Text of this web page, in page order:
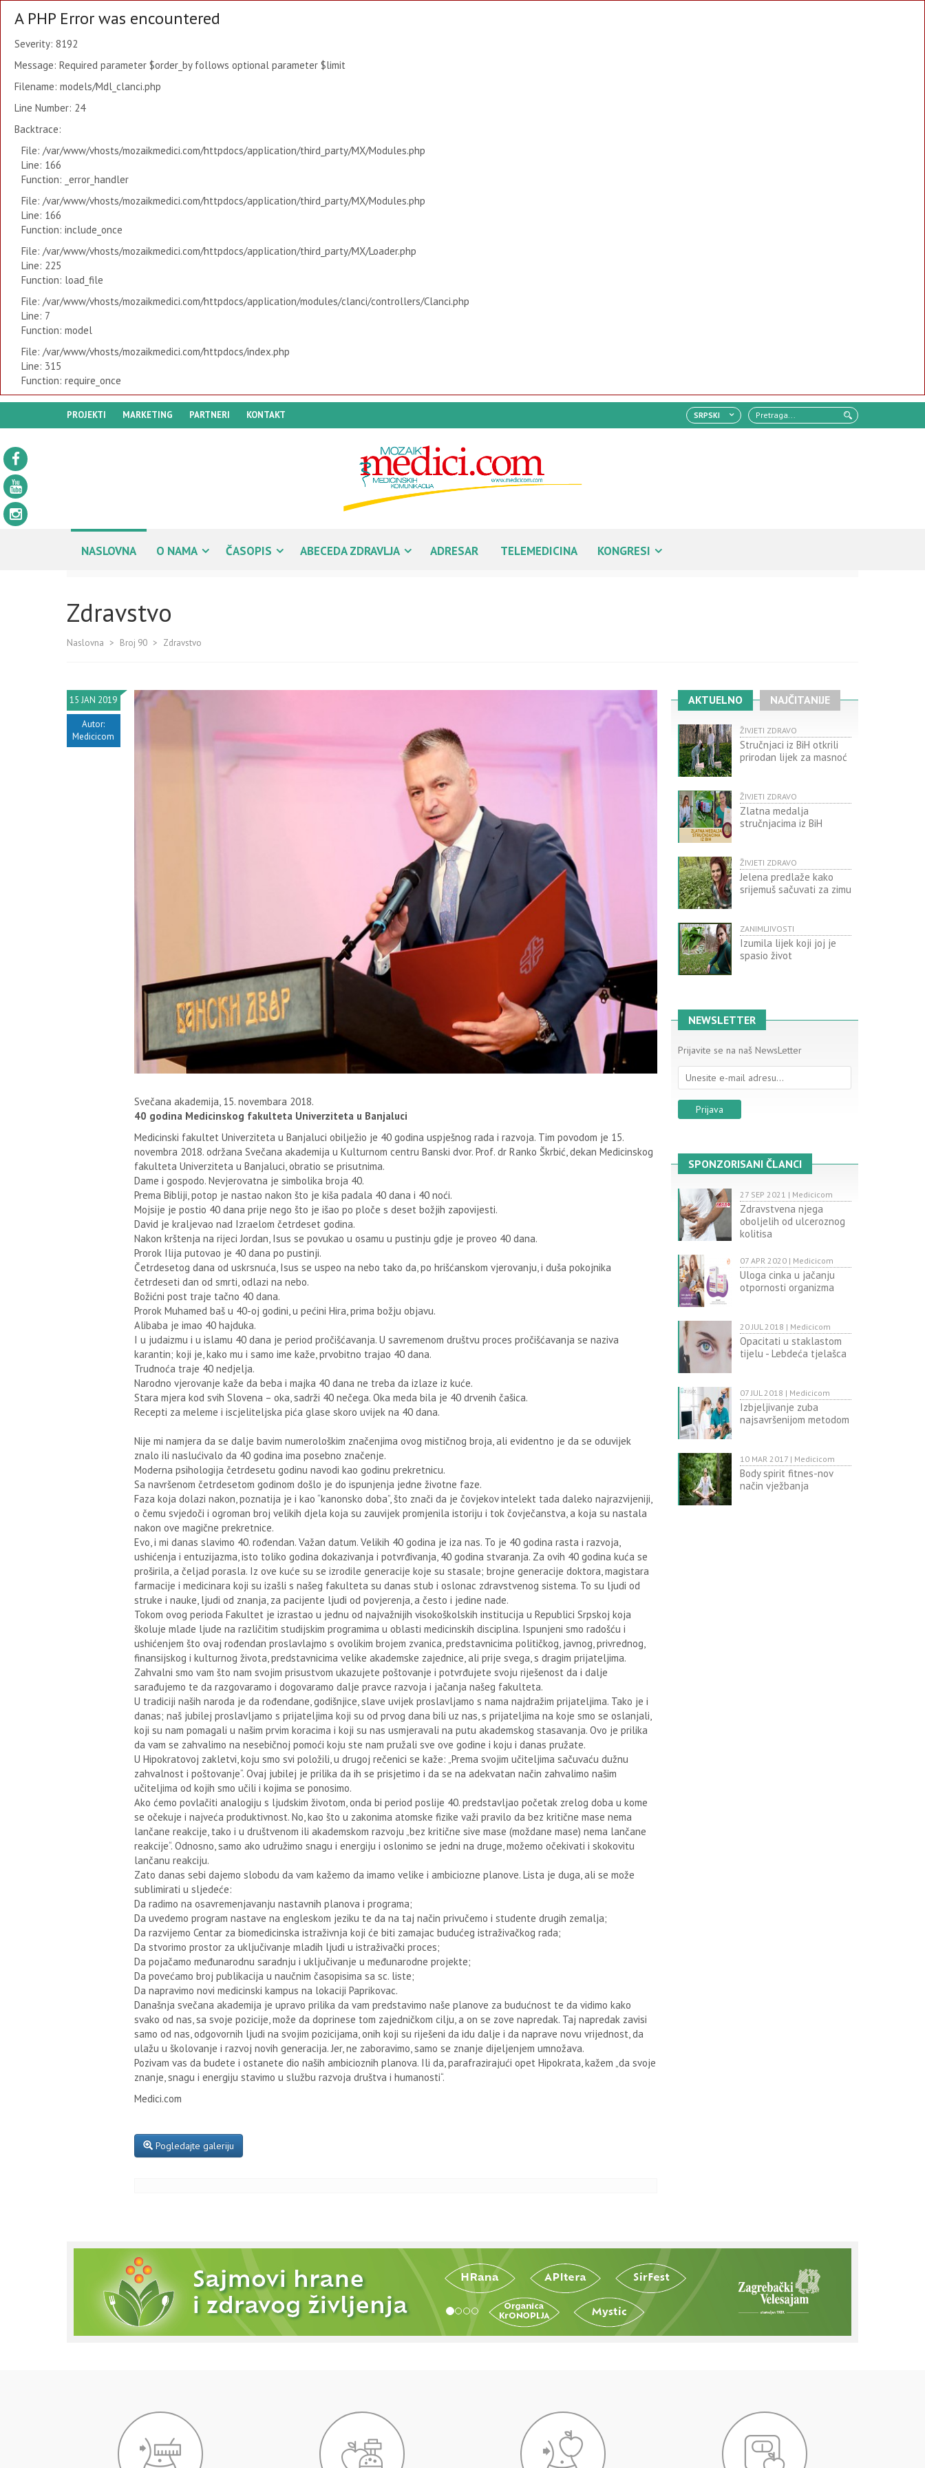
A PHP Error was encountered
Severity: 8192
Message: Required parameter $order_by follows optional parameter $limit
Filename: models/Mdl_clanci.php
Line Number: 24
Backtrace:
File: /var/www/vhosts/mozaikmedici.com/httpdocs/application/third_party/MX/Modules.php
Line: 166
Function: _error_handler
File: /var/www/vhosts/mozaikmedici.com/httpdocs/application/third_party/MX/Modules.php
Line: 166
Function: include_once
File: /var/www/vhosts/mozaikmedici.com/httpdocs/application/third_party/MX/Loader.php
Line: 225
Function: load_file
File: /var/www/vhosts/mozaikmedici.com/httpdocs/application/modules/clanci/controllers/Clanci.php
Line: 7
Function: model
File: /var/www/vhosts/mozaikmedici.com/httpdocs/index.php
Line: 315
Function: require_once
PROJEKTI MARKETING PARTNERI KONTAKT SRPSKI
NASLOVNA O NAMA ČASOPIS ABECEDA ZDRAVLJA ADRESAR TELEMEDICINA KONGRESI
Zdravstvo
Naslovna > Broj 90 > Zdravstvo
15 JAN 2019
Autor:
Medicicom
Svečana akademija, 15. novembara 2018.
40 godina Medicinskog fakulteta Univerziteta u Banjaluci
Medicinski fakultet Univerziteta u Banjaluci obilježio je 40 godina uspješnog rada i razvoja. Tim povodom je 15.
novembra 2018. održana Svečana akademija u Kulturnom centru Banski dvor. Prof. dr Ranko Škrbić, dekan Medicinskog
fakulteta Univerziteta u Banjaluci, obratio se prisutnima.
Dame i gospodo. Nevjerovatna je simbolika broja 40.
Prema Bibliji, potop je nastao nakon što je kiša padala 40 dana i 40 noći.
Mojsije je postio 40 dana prije nego što je išao po ploče s deset božjih zapovijesti.
David je kraljevao nad Izraelom četrdeset godina.
Nakon krštenja na rijeci Jordan, Isus se povukao u osamu u pustinju gdje je proveo 40 dana.
Prorok Ilija putovao je 40 dana po pustinji.
Četrdesetog dana od uskrsnuća, Isus se uspeo na nebo tako da, po hrišćanskom vjerovanju, i duša pokojnika
četrdeseti dan od smrti, odlazi na nebo.
Božićni post traje tačno 40 dana.
Prorok Muhamed baš u 40-oj godini, u pećini Hira, prima božju objavu.
Alibaba je imao 40 hajduka.
I u judaizmu i u islamu 40 dana je period pročišćavanja. U savremenom društvu proces pročišćavanja se naziva
karantin; koji je, kako mu i samo ime kaže, prvobitno trajao 40 dana.
Trudnoća traje 40 nedjelja.
Narodno vjerovanje kaže da beba i majka 40 dana ne treba da izlaze iz kuće.
Stara mjera kod svih Slovena – oka, sadrži 40 nečega. Oka meda bila je 40 drvenih čašica.
Recepti za meleme i iscjeliteljska pića glase skoro uvijek na 40 dana.
Nije mi namjera da se dalje bavim numerološkim značenjima ovog mističnog broja, ali evidentno je da se oduvijek
znalo ili naslućivalo da 40 godina ima posebno značenje.
Moderna psihologija četrdesetu godinu navodi kao godinu prekretnicu.
Sa navršenom četrdesetom godinom došlo je do ispunjenja jedne životne faze.
Faza koja dolazi nakon, poznatija je i kao “kanonsko doba”, što znači da je čovjekov intelekt tada daleko najrazvijeniji,
o čemu svjedoči i ogroman broj velikih djela koja su zauvijek promjenila istoriju i tok čovječanstva, a koja su nastala
nakon ove magične prekretnice.
Evo, i mi danas slavimo 40. rođendan. Važan datum. Velikih 40 godina je iza nas. To je 40 godina rasta i razvoja,
ushićenja i entuzijazma, isto toliko godina dokazivanja i potvrđivanja, 40 godina stvaranja. Za ovih 40 godina kuća se
proširila, a čeljad porasla. Iz ove kuće su se izrodile generacije koje su stasale; brojne generacije doktora, magistara
farmacije i medicinara koji su izašli s našeg fakulteta su danas stub i oslonac zdravstvenog sistema. To su ljudi od
struke i nauke, ljudi od znanja, za pacijente ljudi od povjerenja, a često i jedine nade.
Tokom ovog perioda Fakultet je izrastao u jednu od najvažnijih visokoškolskih institucija u Republici Srpskoj koja
školuje mlade ljude na različitim studijskim programima u oblasti medicinskih disciplina. Ispunjeni smo radošću i
ushićenjem što ovaj rođendan proslavlajmo s ovolikim brojem zvanica, predstavnicima političkog, javnog, privrednog,
finansijskog i kulturnog života, predstavnicima velike akademske zajednice, ali prije svega, s dragim prijateljima.
Zahvalni smo vam što nam svojim prisustvom ukazujete poštovanje i potvrđujete svoju riješenost da i dalje
sarađujemo te da razgovaramo i dogovaramo dalje pravce razvoja i jačanja našeg fakulteta.
U tradiciji naših naroda je da rođendane, godišnjice, slave uvijek proslavljamo s nama najdražim prijateljima. Tako je i
danas; naš jubilej proslavljamo s prijateljima koji su od prvog dana bili uz nas, s prijateljima na koje smo se oslanjali,
koji su nam pomagali u našim prvim koracima i koji su nas usmjeravali na putu akademskog stasavanja. Ovo je prilika
da vam se zahvalimo na nesebičnoj pomoći koju ste nam pružali sve ove godine i koju i danas pružate.
U Hipokratovoj zakletvi, koju smo svi položili, u drugoj rečenici se kaže: „Prema svojim učiteljima sačuvaću dužnu
zahvalnost i poštovanje“. Ovaj jubilej je prilika da ih se prisjetimo i da se na adekvatan način zahvalimo našim
učiteljima od kojih smo učili i kojima se ponosimo.
Ako ćemo povlačiti analogiju s ljudskim životom, onda bi period poslije 40. predstavljao početak zrelog doba u kome
se očekuje i najveća produktivnost. No, kao što u zakonima atomske fizike važi pravilo da bez kritične mase nema
lančane reakcije, tako i u društvenom ili akademskom razvoju „bez kritične sive mase (moždane mase) nema lančane
reakcije“. Odnosno, samo ako udružimo snagu i energiju i oslonimo se jedni na druge, možemo očekivati i skokovitu
lančanu reakciju.
Zato danas sebi dajemo slobodu da vam kažemo da imamo velike i ambiciozne planove. Lista je duga, ali se može
sublimirati u sljedeće:
Da radimo na osavremenjavanju nastavnih planova i programa;
Da uvedemo program nastave na engleskom jeziku te da na taj način privučemo i studente drugih zemalja;
Da razvijemo Centar za biomedicinska istraživnja koji će biti zamajac budućeg istraživačkog rada;
Da stvorimo prostor za uključivanje mladih ljudi u istraživački proces;
Da pojačamo međunarodnu saradnju i uključivanje u međunarodne projekte;
Da povećamo broj publikacija u naučnim časopisima sa sc. liste;
Da napravimo novi medicinski kampus na lokaciji Paprikovac.
Današnja svečana akademija je upravo prilika da vam predstavimo naše planove za budućnost te da vidimo kako
svako od nas, sa svoje pozicije, može da doprinese tom zajedničkom cilju, a on se zove napredak. Taj napredak zavisi
samo od nas, odgovornih ljudi na svojim pozicijama, onih koji su riješeni da idu dalje i da naprave novu vrijednost, da
ulažu u školovanje i razvoj novih generacija. Jer, ne zaboravimo, samo se znanje dijeljenjem umnožava.
Pozivam vas da budete i ostanete dio naših ambicioznih planova. Ili da, parafrazirajući opet Hipokrata, kažem „da svoje
znanje, snagu i energiju stavimo u službu razvoja društva i humanosti“.
Medici.com
Pogledajte galeriju
AKTUELNO NAJČITANIJE
ŽIVJETI ZDRAVO
Stručnjaci iz BiH otkrili
prirodan lijek za masnoć
ŽIVJETI ZDRAVO
Zlatna medalja
stručnjacima iz BiH
ŽIVJETI ZDRAVO
Jelena predlaže kako
srijemuš sačuvati za zimu
ZANIMLJIVOSTI
Izumila lijek koji joj je
spasio život
NEWSLETTER
Prijavite se na naš NewsLetter
SPONZORISANI ČLANCI
27 SEP 2021 | Medicicom
Zdravstvena njega
oboljelih od ulceroznog
kolitisa
07 APR 2020 | Medicicom
Uloga cinka u jačanju
otpornosti organizma
20 JUL 2018 | Medicicom
Opacitati u staklastom
tijelu - Lebdeća tjelašca
07 JUL 2018 | Medicicom
Izbjeljivanje zuba
najsavršenijom metodom
10 MAR 2017 | Medicicom
Body spirit fitnes-nov
način vježbanja